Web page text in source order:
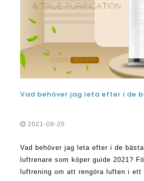
2021-08-20
Vad behöver jag leta efter i de
luftrenare som köper guide 2021?
luftrening om att rengöra luften i ett